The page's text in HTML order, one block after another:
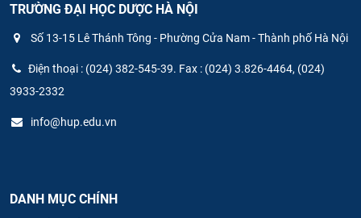
TRƯỜNG ĐẠI HỌC DƯỢC HÀ NỘI
Số 13-15 Lê Thánh Tông - Phường Cửa Nam - Thành phố Hà Nội
Điện thoại : (024) 382-545-39. Fax : (024) 3.826-4464, (024)
3933-2332
info@hup.edu.vn
DANH MỤC CHÍNH